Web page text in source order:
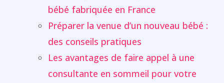
bébé fabriquée en France
Préparer la venue d’un nouveau bébé :
des conseils pratiques
Les avantages de faire appel à une
consultante en sommeil pour votre